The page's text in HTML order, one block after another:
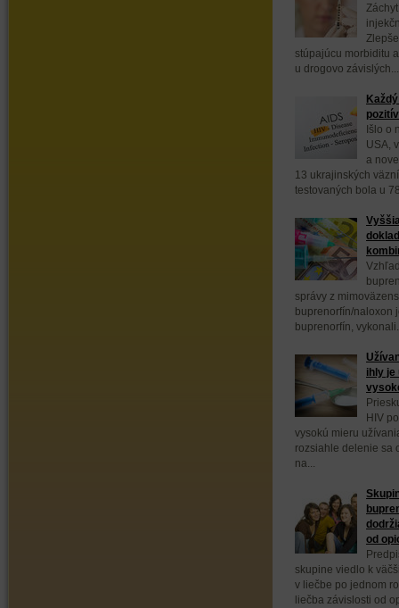
stúpajúcu morbiditu
u drogovo závislých...
Išlo o
USA,
a
13 ukrajinských
testovaných bola u
správy z
buprenorfín/naloxon
buprenorfín,
ihly je
HIV
vysokú mieru
rozsiahle delenie sa
na...
od
skupine viedlo k
v liečbe po jednom
liečba závislosti od